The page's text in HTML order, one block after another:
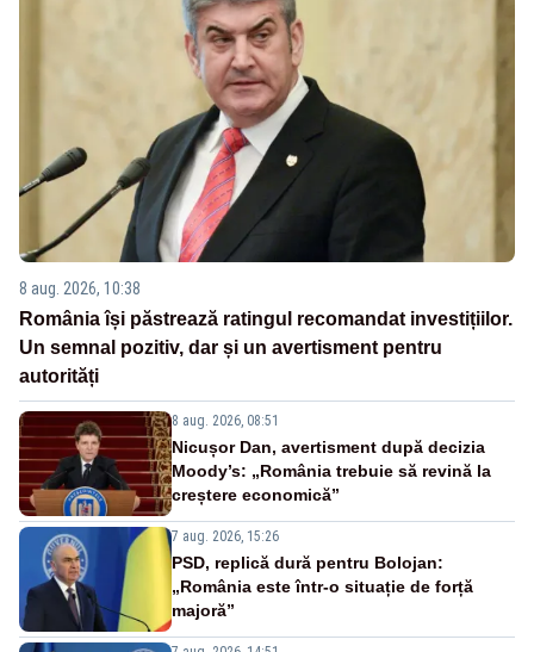
8 aug. 2026, 10:38
România își păstrează ratingul recomandat investițiilor.
Un semnal pozitiv, dar și un avertisment pentru
autorități
8 aug. 2026, 08:51
Nicușor Dan, avertisment după decizia
Moody’s: „România trebuie să revină la
creștere economică”
7 aug. 2026, 15:26
PSD, replică dură pentru Bolojan:
„România este într-o situație de forță
majoră”